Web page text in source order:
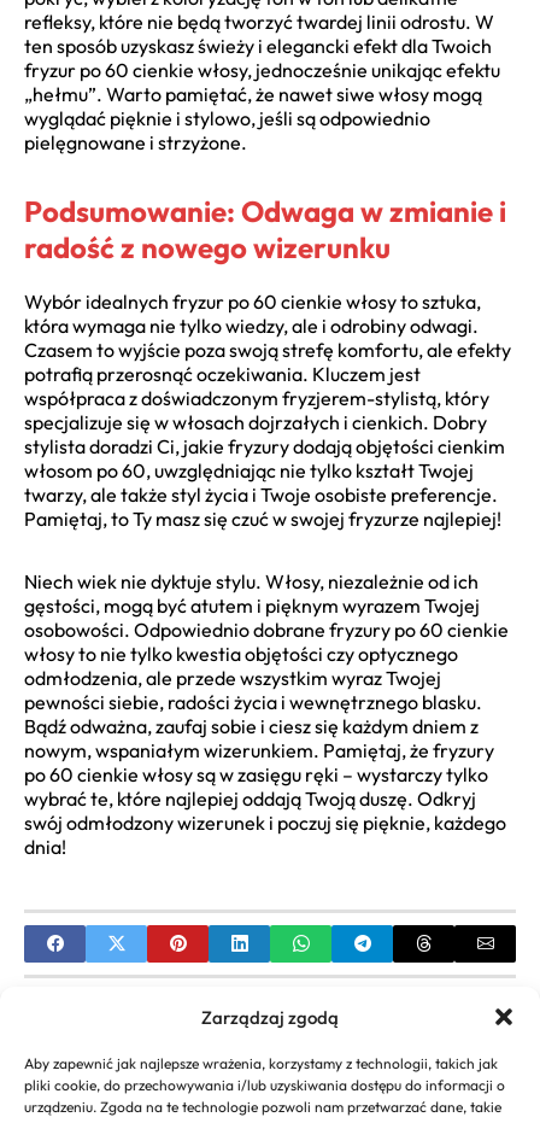
Zarządzaj zgodą
Aby zapewnić jak najlepsze wrażenia, korzystamy z technologii, takich jak
pliki cookie, do przechowywania i/lub uzyskiwania dostępu do informacji o
urządzeniu. Zgoda na te technologie pozwoli nam przetwarzać dane, takie
refleksy, które nie będą tworzyć twardej linii odrostu. W
ten sposób uzyskasz świeży i elegancki efekt dla Twoich
fryzur po 60 cienkie włosy, jednocześnie unikając efektu
„hełmu”. Warto pamiętać, że nawet siwe włosy mogą
wyglądać pięknie i stylowo, jeśli są odpowiednio
pielęgnowane i strzyżone.
Podsumowanie: Odwaga w zmianie i
radość z nowego wizerunku
Wybór idealnych fryzur po 60 cienkie włosy to sztuka,
która wymaga nie tylko wiedzy, ale i odrobiny odwagi.
Czasem to wyjście poza swoją strefę komfortu, ale efekty
potrafią przerosnąć oczekiwania. Kluczem jest
współpraca z doświadczonym fryzjerem-stylistą, który
specjalizuje się w włosach dojrzałych i cienkich. Dobry
stylista doradzi Ci, jakie fryzury dodają objętości cienkim
włosom po 60, uwzględniając nie tylko kształt Twojej
twarzy, ale także styl życia i Twoje osobiste preferencje.
Pamiętaj, to Ty masz się czuć w swojej fryzurze najlepiej!
Niech wiek nie dyktuje stylu. Włosy, niezależnie od ich
gęstości, mogą być atutem i pięknym wyrazem Twojej
osobowości. Odpowiednio dobrane fryzury po 60 cienkie
włosy to nie tylko kwestia objętości czy optycznego
odmłodzenia, ale przede wszystkim wyraz Twojej
pewności siebie, radości życia i wewnętrznego blasku.
Bądź odważna, zaufaj sobie i ciesz się każdym dniem z
nowym, wspaniałym wizerunkiem. Pamiętaj, że fryzury
po 60 cienkie włosy są w zasięgu ręki – wystarczy tylko
wybrać te, które najlepiej oddają Twoją duszę. Odkryj
swój odmłodzony wizerunek i poczuj się pięknie, każdego
dnia!
Zespół de Quervaina: Objawy, Leczenie,
Rehabilitacja | Ból Kciuka